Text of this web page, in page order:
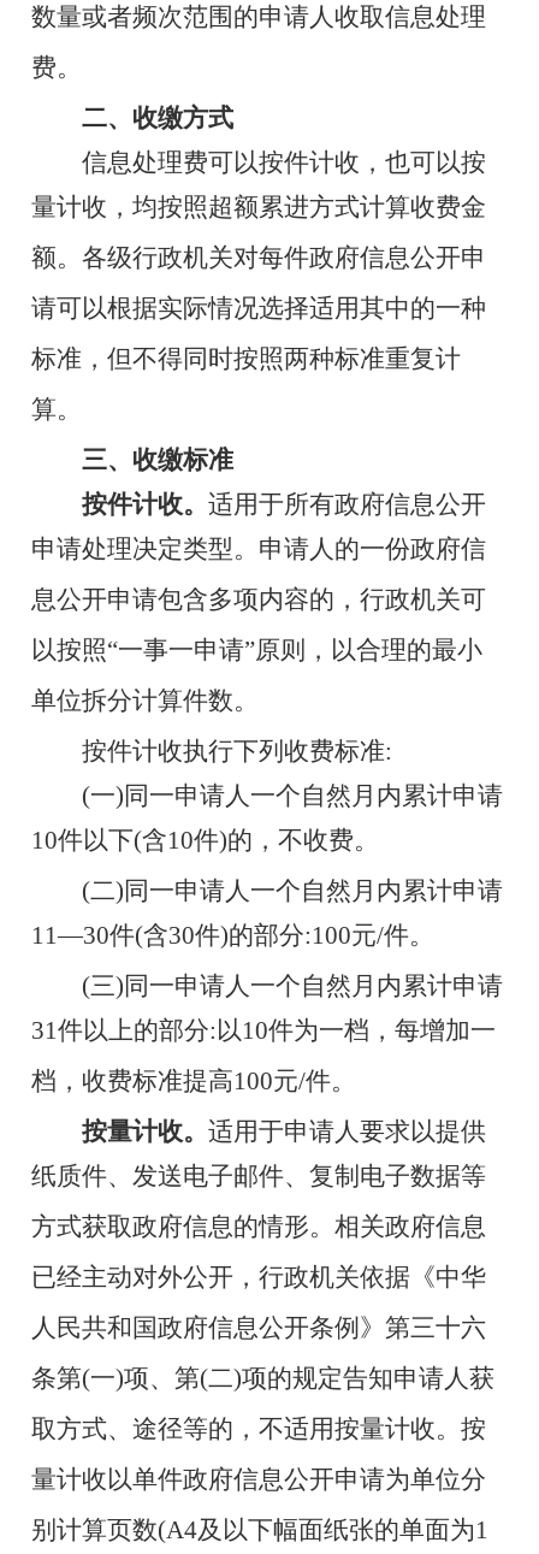
数量或者频次范围的申请人 收取信息处理
费。
二、收缴方式
信息处理费可以按件计收，也可以按
量计收，均按照超额累进方式计算收费金
额。各级行政机关对每件政府信息公开申
请可以根据实际情况选择适用其中的一种
标准，但不得同时按照两种标准重复计
算。
三、收缴标准
按件计收。适用于所有政府信息公开
申请处理决定类型。申请人的一份政府信
息公开申请包含多项内容的，行政机关可
以按照“一事一申请”原则，以合理的最小
单位拆分计算件数。
按件计收执行下列收费标准:
(一)同一申请人一个自然月内累计申请
10件以下(含10件)的，不收费。
(二)同一申请人一个自然月内累计申请
11—30件(含30件)的部分:100元/件。
(三)同一申请人一个自然月内累计申请
31件以上的部分: 以10件为一档，每增加一
档，收费标准提高100元/件。
按量计收。适用于申请人要求以提供
纸质件、发送电子邮件、复制电子数据等
方式获取政府信息的情形。相关政府信息
已经主动对外公开，行政机关依据《中华
人民共和国政府信息公开条例》第三十六
条第(一)项、第(二)项的规定告知申请人获
取方式、途径等的，不适用按量计收。按
量计收以单件政府信息公开申请为单位分
别计算页数(A4及以下幅面纸张的单面为1